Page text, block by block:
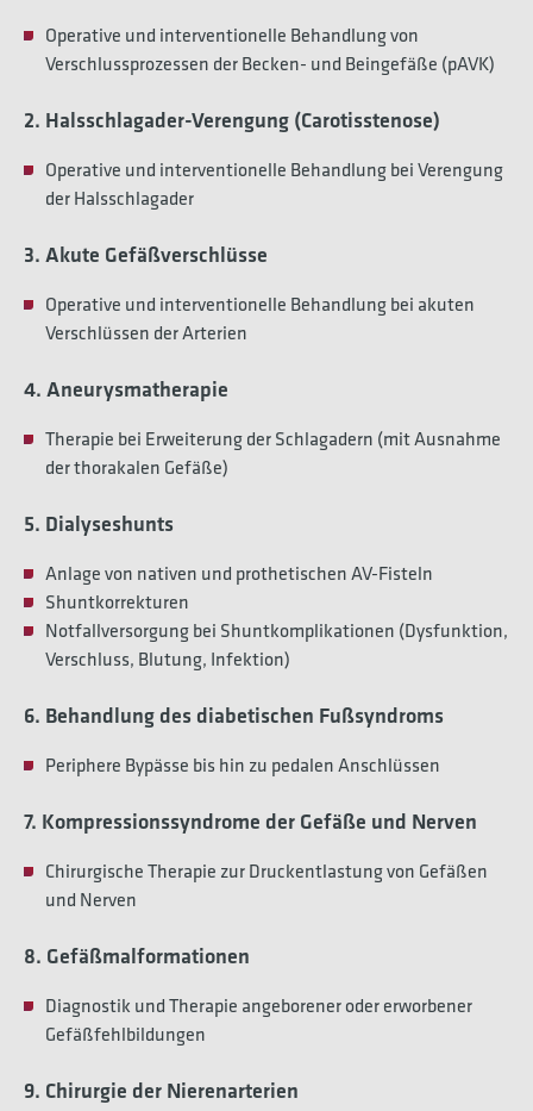
Operative und interventionelle Behandlung von
Verschlussprozessen der Becken- und Beingefäße (pAVK)
2. Halsschlagader-Verengung (Carotisstenose)
Operative und interventionelle Behandlung bei Verengung
der Halsschlagader
3. Akute Gefäßverschlüsse
Operative und interventionelle Behandlung bei akuten
Verschlüssen der Arterien
4. Aneurysmatherapie
Therapie bei Erweiterung der Schlagadern (mit Ausnahme
der thorakalen Gefäße)
5. Dialyseshunts
Anlage von nativen und prothetischen AV-Fisteln
Shuntkorrekturen
Notfallversorgung bei Shuntkomplikationen (Dysfunktion,
Verschluss, Blutung, Infektion)
6. Behandlung des diabetischen Fußsyndroms
Periphere Bypässe bis hin zu pedalen Anschlüssen
7. Kompressionssyndrome der Gefäße und Nerven
Chirurgische Therapie zur Druckentlastung von Gefäßen
und Nerven
8. Gefäßmalformationen
Diagnostik und Therapie angeborener oder erworbener
Gefäßfehlbildungen
9. Chirurgie der Nierenarterien